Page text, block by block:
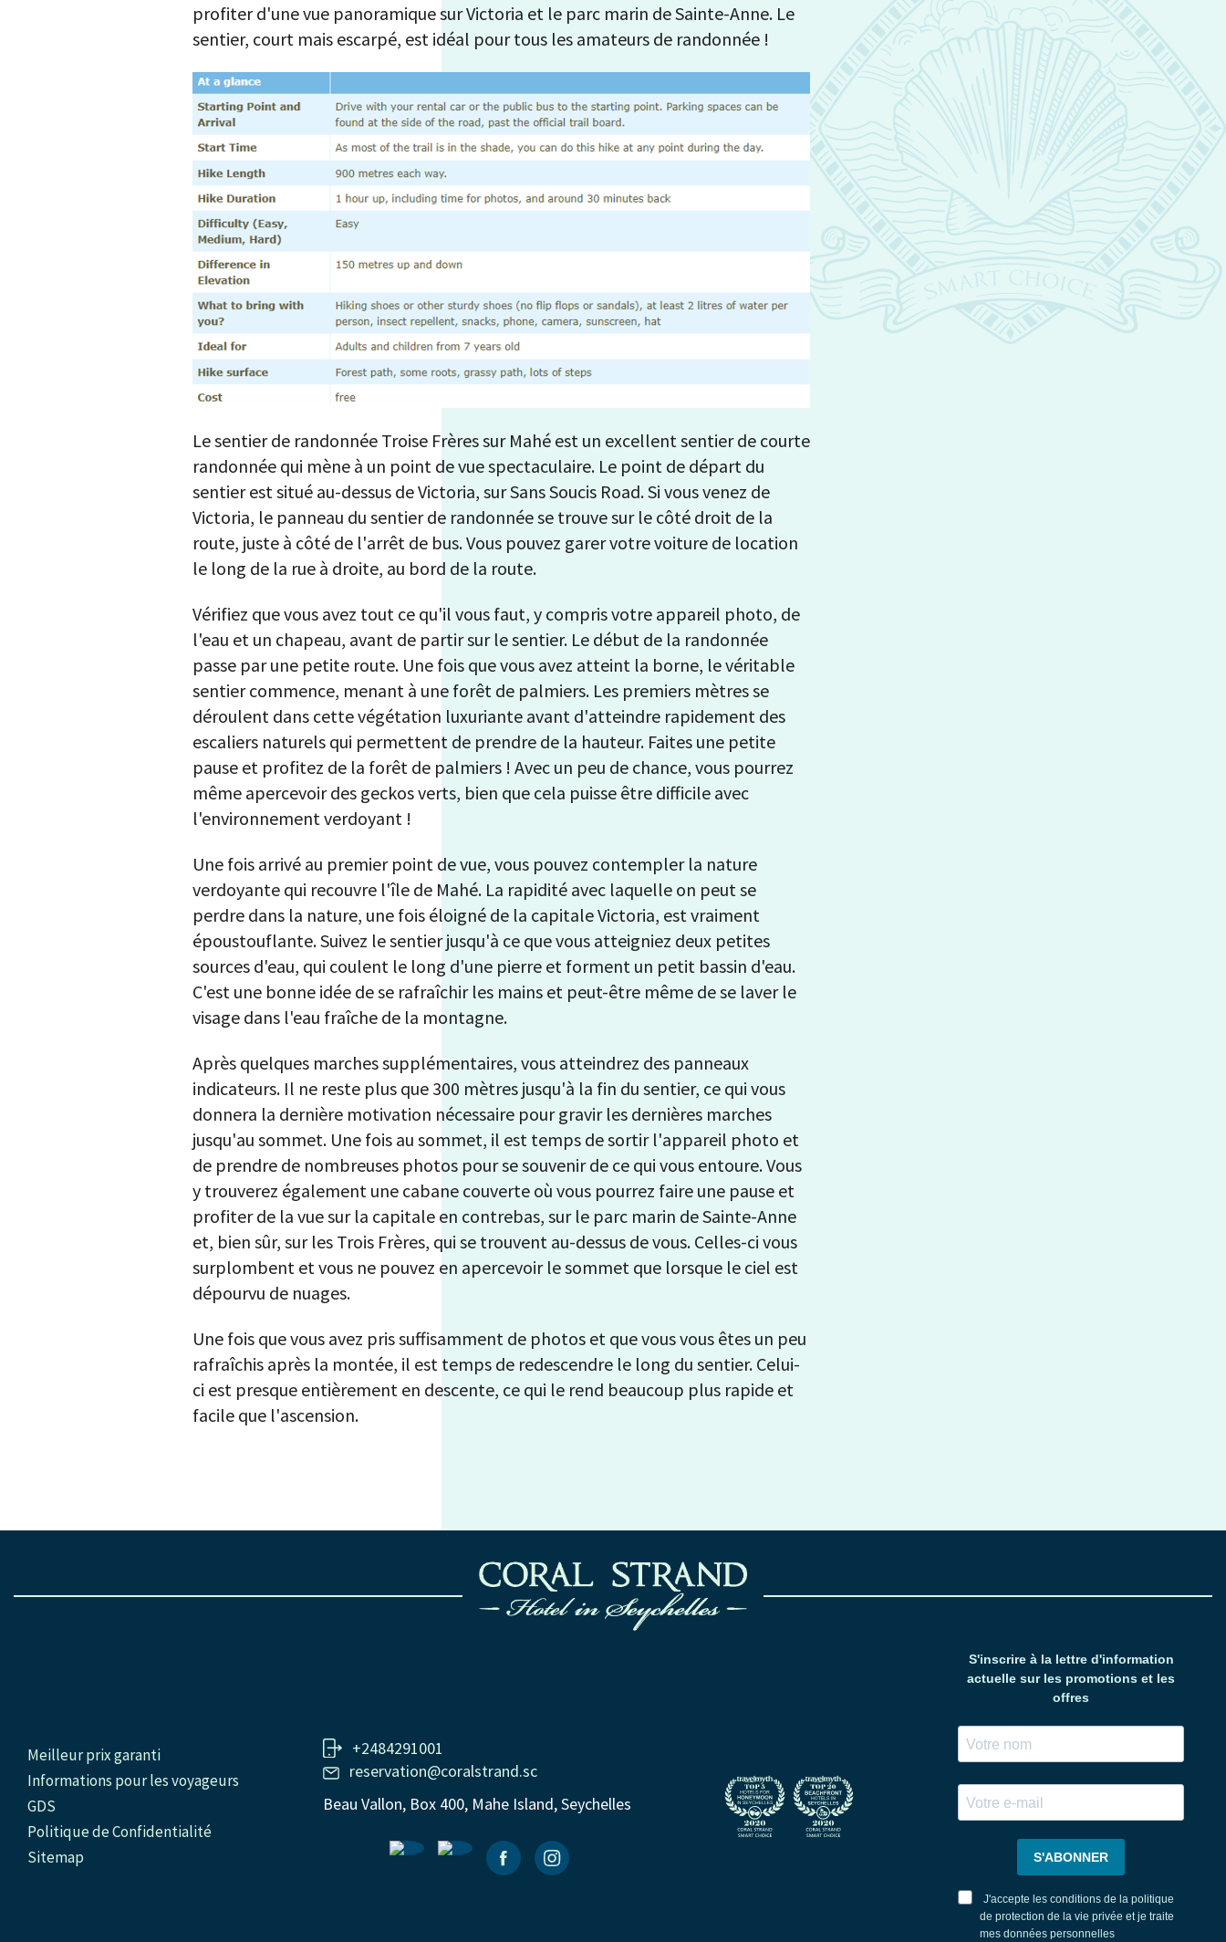
profiter d'une vue panoramique sur Victoria et le parc marin de Sainte-Anne. Le
sentier, court mais escarpé, est idéal pour tous les amateurs de randonnée !
Le sentier de randonnée Troise Frères sur Mahé est un excellent sentier de courte
randonnée qui mène à un point de vue spectaculaire. Le point de départ du
sentier est situé au-dessus de Victoria, sur Sans Soucis Road. Si vous venez de
Victoria, le panneau du sentier de randonnée se trouve sur le côté droit de la
route, juste à côté de l'arrêt de bus. Vous pouvez garer votre voiture de location
le long de la rue à droite, au bord de la route.
Vérifiez que vous avez tout ce qu'il vous faut, y compris votre appareil photo, de
l'eau et un chapeau, avant de partir sur le sentier. Le début de la randonnée
passe par une petite route. Une fois que vous avez atteint la borne, le véritable
sentier commence, menant à une forêt de palmiers. Les premiers mètres se
déroulent dans cette végétation luxuriante avant d'atteindre rapidement des
escaliers naturels qui permettent de prendre de la hauteur. Faites une petite
pause et profitez de la forêt de palmiers ! Avec un peu de chance, vous pourrez
même apercevoir des geckos verts, bien que cela puisse être difficile avec
l'environnement verdoyant !
Une fois arrivé au premier point de vue, vous pouvez contempler la nature
verdoyante qui recouvre l'île de Mahé. La rapidité avec laquelle on peut se
perdre dans la nature, une fois éloigné de la capitale Victoria, est vraiment
époustouflante. Suivez le sentier jusqu'à ce que vous atteigniez deux petites
sources d'eau, qui coulent le long d'une pierre et forment un petit bassin d'eau.
C'est une bonne idée de se rafraîchir les mains et peut-être même de se laver le
visage dans l'eau fraîche de la montagne.
Après quelques marches supplémentaires, vous atteindrez des panneaux
indicateurs. Il ne reste plus que 300 mètres jusqu'à la fin du sentier, ce qui vous
donnera la dernière motivation nécessaire pour gravir les dernières marches
jusqu'au sommet. Une fois au sommet, il est temps de sortir l'appareil photo et
de prendre de nombreuses photos pour se souvenir de ce qui vous entoure. Vous
y trouverez également une cabane couverte où vous pourrez faire une pause et
profiter de la vue sur la capitale en contrebas, sur le parc marin de Sainte-Anne
et, bien sûr, sur les Trois Frères, qui se trouvent au-dessus de vous. Celles-ci vous
surplombent et vous ne pouvez en apercevoir le sommet que lorsque le ciel est
dépourvu de nuages.
Une fois que vous avez pris suffisamment de photos et que vous vous êtes un peu
rafraîchis après la montée, il est temps de redescendre le long du sentier. Celui-
ci est presque entièrement en descente, ce qui le rend beaucoup plus rapide et
facile que l'ascension.
Meilleur prix garanti
Informations pour les voyageurs
GDS
Politique de Confidentialité
Sitemap
+2484291001
reservation@coralstrand.sc
Beau Vallon, Box 400, Mahe Island, Seychelles
FacebookInstagramm
S'inscrire à la lettre d'information
actuelle sur les promotions et les
offres
S'ABONNER
J'accepte les conditions de la politique
de protection de la vie privée et je traite
mes données personnelles